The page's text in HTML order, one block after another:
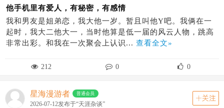
他手机里有爱人，有秘密，有感情
我和男友是姐弟恋，我大他一岁。暂且叫他Y吧。我俩在一
起时，我大二他大一，当时他算是低一届的风云人物，跳高
非常出彩。和我在一次聚会上认识... 查看全文»
212 0 0
星海漫游者 普通会员
2026-07-12发布于“天涯杂谈”
关注